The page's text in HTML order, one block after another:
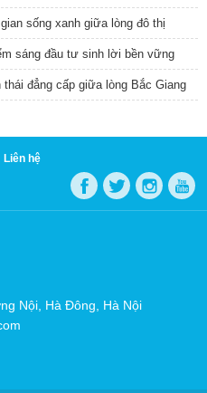
sống xanh giữa lòng đô thị
sáng đầu tư sinh lời bền vững
đẳng cấp giữa lòng Bắc Giang
Liên hệ
Nội, Hà Đông, Hà Nội